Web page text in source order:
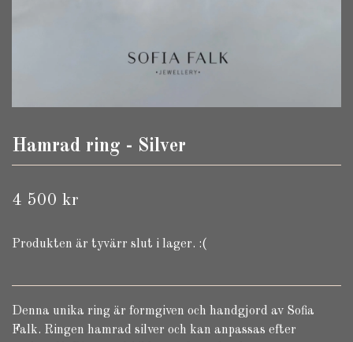
Hamrad ring - Silver
4 500 kr
Produkten är tyvärr slut i lager. :(
Denna unika ring är formgiven och handgjord av Sofia
Falk. Ringen hamrad silver och kan anpassas efter